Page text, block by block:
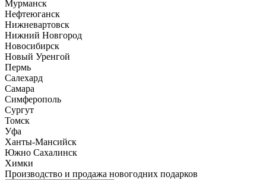
Мурманск
Нефтеюганск
Нижневартовск
Нижний Новгород
Новосибирск
Новый Уренгой
Пермь
Салехард
Самара
Симферополь
Сургут
Томск
Уфа
Ханты-Мансийск
Южно Сахалинск
Химки
Производство и продажа новогодних подарков